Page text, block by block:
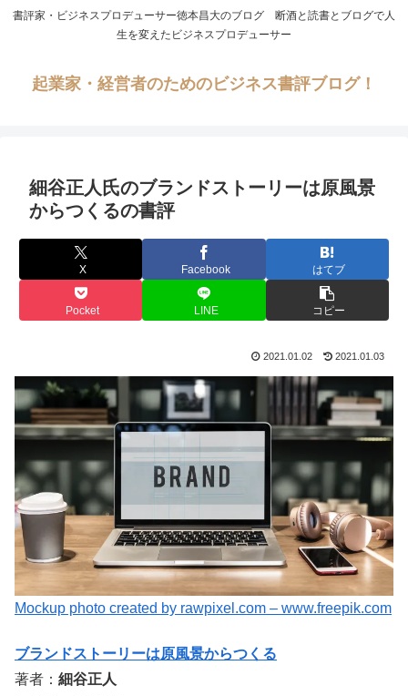
書評家・ビジネスプロデューサー徳本昌大のブログ 断酒と読書とブログで人
生を変えたビジネスプロデューサー
起業家・経営者のためのビジネス書評ブログ！
細谷正人氏のブランドストーリーは原風景
からつくるの書評
X Facebook はてブ
Pocket LINE コピー
2021.01.02 2021.01.03
Mockup photo created by rawpixel.com – www.freepik.com
ブランドストーリーは原風景からつくる
著者： 細谷正人